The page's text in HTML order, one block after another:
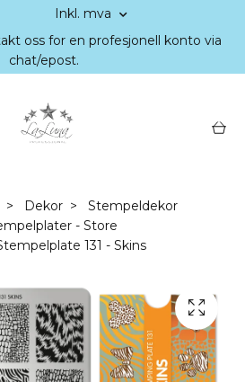
Inkl. mva
oss for en profesjonell konto via
chat/epost.
Dekor
Stempeldekor
- Store
131 - Skins